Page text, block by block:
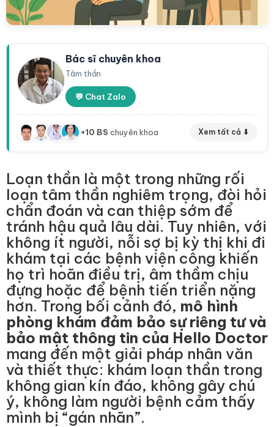
Bác sĩ chuyên khoa
Tâm thần
💬 Chat Zalo
+10 BS chuyên khoa Xem tất cả ⬇
Loạn thần là một trong những rối
loạn tâm thần nghiêm trọng, đòi hỏi
chẩn đoán và can thiệp sớm để
tránh hậu quả lâu dài. Tuy nhiên, với
không ít người, nỗi sợ bị kỳ thị khi đi
khám tại các bệnh viện công khiến
họ trì hoãn điều trị, âm thầm chịu
đựng hoặc để bệnh tiến triển nặng
hơn. Trong bối cảnh đó, mô hình
phòng khám đảm bảo sự riêng tư và
bảo mật thông tin của Hello Doctor
mang đến một giải pháp nhân văn
và thiết thực: khám loạn thần trong
không gian kín đáo, không gây chú
ý, không làm người bệnh cảm thấy
mình bị “gán nhãn”.